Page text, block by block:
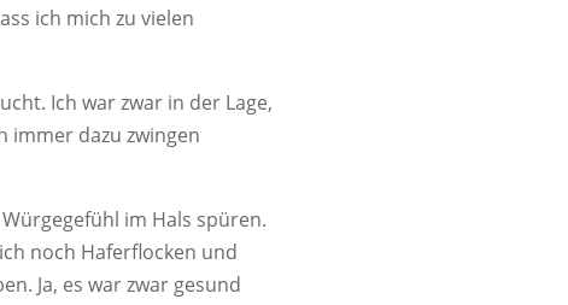
ich mich zu vielen
Ich war zwar in der Lage,
immer dazu zwingen
im Hals spüren.
noch Haferflocken und
Ja, es war zwar gesund